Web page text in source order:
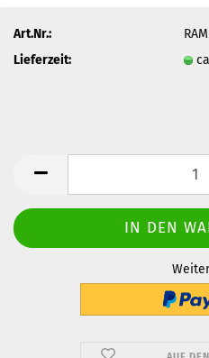
Art.Nr.:
Lieferzeit: